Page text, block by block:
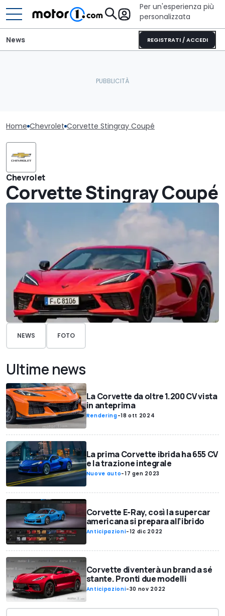
Per un'esperienza più
personalizzata
REGISTRATI / ACCEDI
News
Home Chevrolet Corvette Stingray Coupé
Chevrolet
Corvette Stingray Coupé
NEWS FOTO
Ultime news
La Corvette da oltre 1.200 CV vista
in anteprima
Rendering-18 ott 2024
La prima Corvette ibrida ha 655 CV
e la trazione integrale
Nuove auto-17 gen 2023
Corvette E-Ray, così la supercar
americana si prepara all’ibrido
Anticipazioni-12 dic 2022
Corvette diventerà un brand a sé
stante. Pronti due modelli
Anticipazioni-30 nov 2022